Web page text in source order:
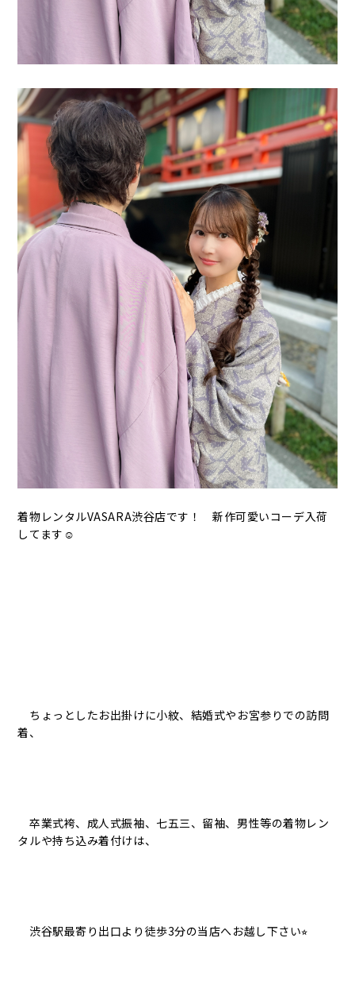
着物レンタルVASARA渋谷店です！ 新作可愛いコーデ入荷
してます☺︎
ちょっとしたお出掛けに小紋、結婚式やお宮参りでの訪問
着、
卒業式袴、成人式振袖、七五三、留袖、男性等の着物レン
タルや持ち込み着付けは、
渋谷駅最寄り出口より徒歩3分の当店へお越し下さい⭐︎